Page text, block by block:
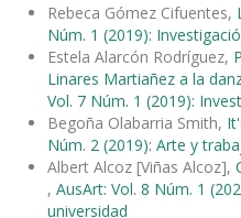
Rebeca Gómez Cifuentes,
Núm. 1 (2019):
Estela Alarcón Rodríguez,
Linares Martiañez a la
Vol. 7 Núm. 1 (2019):
Begoña Olabarria Smith,
Núm. 2 (2019): Arte y
Albert Alcoz [Viñas Alcoz],
, AusArt: Vol. 8 Núm. 1
universidad